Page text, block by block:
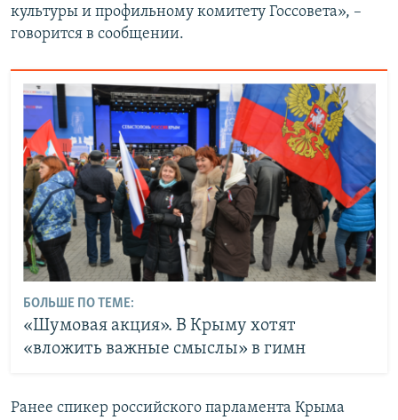
культуры и профильному комитету Госсовета», –
говорится в сообщении.
БОЛЬШЕ ПО ТЕМЕ:
«Шумовая акция». В Крыму хотят
«вложить важные смыслы» в гимн
Ранее спикер российского парламента Крыма